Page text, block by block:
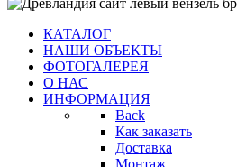
КАТАЛОГ
НАШИ ОБЪЕКТЫ
ФОТОГАЛЕРЕЯ
О НАС
ИНФОРМАЦИЯ
Back
Как заказать
Доставка
Монтаж